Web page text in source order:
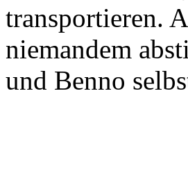
transportieren.
niemandem
und Benno